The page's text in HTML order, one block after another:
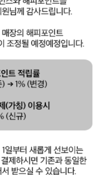
BR Story Delivery/Store
100flavor 플래그십스토어